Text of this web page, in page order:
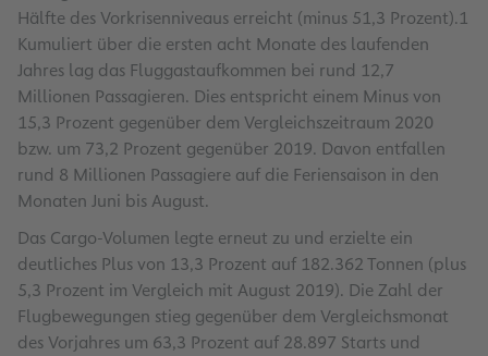
Hälfte des Vorkrisenniveaus erreicht (minus 51,3 Prozent).1
Kumuliert über die ersten acht Monate des laufenden
Jahres lag das Fluggastaufkommen bei rund 12,7
Millionen Passagieren. Dies entspricht einem Minus von
15,3 Prozent gegenüber dem Vergleichszeitraum 2020
bzw. um 73,2 Prozent gegenüber 2019. Davon entfallen
rund 8 Millionen Passagiere auf die Feriensaison in den
Monaten Juni bis August.
Das Cargo-Volumen legte erneut zu und erzielte ein
deutliches Plus von 13,3 Prozent auf 182.362 Tonnen (plus
5,3 Prozent im Vergleich mit August 2019). Die Zahl der
Flugbewegungen stieg gegenüber dem Vergleichsmonat
des Vorjahres um 63,3 Prozent auf 28.897 Starts und